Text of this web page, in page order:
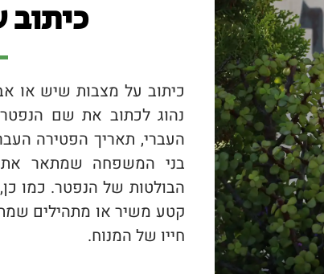
כיתוב על המצבה שהתקינו בעת
וברגישות למצב המצבה ובוודאי על
לשנות את הכתוב "לפעמים
על כיתוב במשך מספר שבועות ולאחר